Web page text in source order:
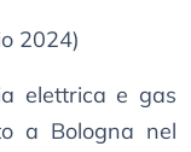
2024)
elettrica e gas
a Bologna nel